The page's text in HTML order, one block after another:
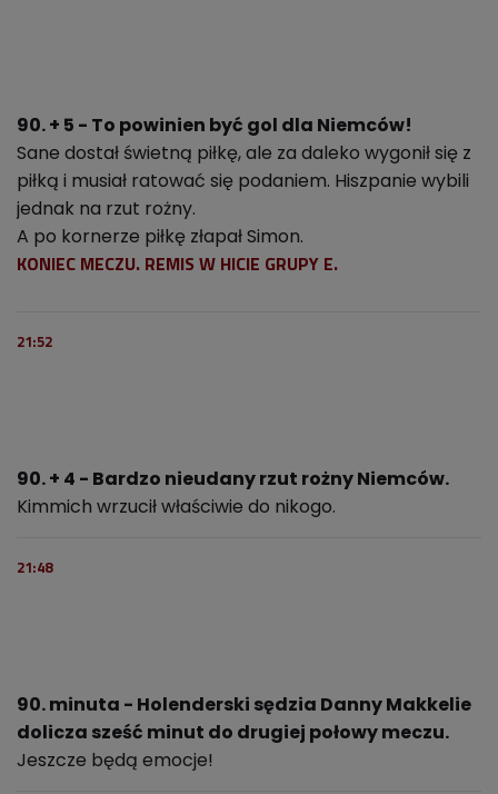
90. + 5 - To powinien być gol dla Niemców!
Sane dostał świetną piłkę, ale za daleko wygonił się z
piłką i musiał ratować się podaniem. Hiszpanie wybili
jednak na rzut rożny.
A po kornerze piłkę złapał Simon.
KONIEC MECZU. REMIS W HICIE GRUPY E.
21:52
90. + 4 - Bardzo nieudany rzut rożny Niemców.
Kimmich wrzucił właściwie do nikogo.
21:48
90. minuta - Holenderski sędzia Danny Makkelie
dolicza sześć minut do drugiej połowy meczu.
Jeszcze będą emocje!